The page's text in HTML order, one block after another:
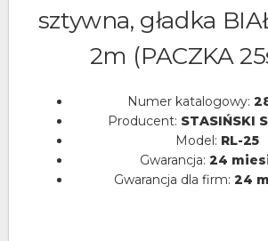
sztywna, gładka
2m (PACZKA
Numer katalogowy:
Producent: STASIŃSKI
Model: RL-25
Gwarancja: 24
Gwarancja dla firm: 24